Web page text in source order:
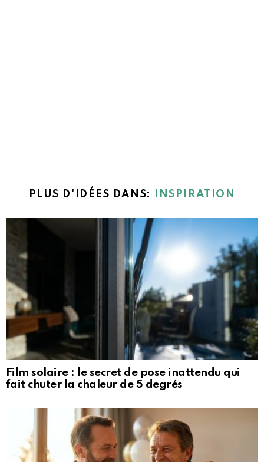
PLUS D'IDÉES DANS: INSPIRATION
Film solaire : le secret de pose inattendu qui
fait chuter la chaleur de 5 degrés